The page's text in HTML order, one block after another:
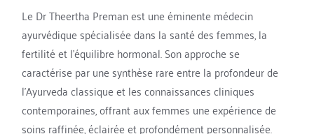
Le Dr Theertha Preman est une éminente médecin
ayurvédique spécialisée dans la santé des femmes, la
fertilité et l'équilibre hormonal. Son approche se
caractérise par une synthèse rare entre la profondeur de
l'Ayurveda classique et les connaissances cliniques
contemporaines, offrant aux femmes une expérience de
soins raffinée, éclairée et profondément personnalisée.